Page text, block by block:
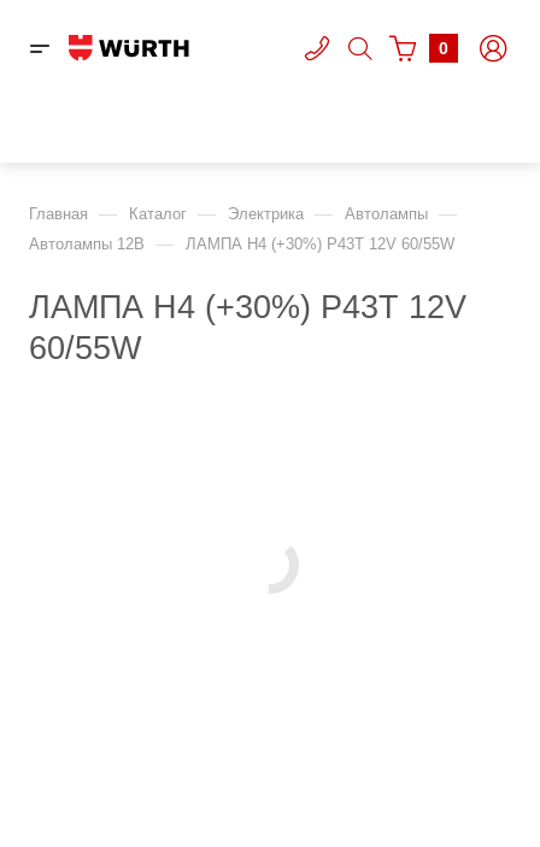
0
Главная — Каталог — Электрика — Автолампы —
Автолампы 12В — ЛАМПА H4 (+30%) P43T 12V 60/55W
ЛАМПА H4 (+30%) P43T 12V
60/55W